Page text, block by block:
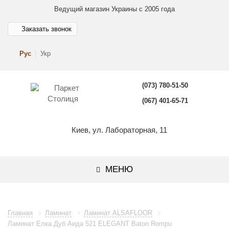
Ведущий магазин Украины с 2005 года
Рус Укр
Заказать звонок
(073) 780-51-50
(067) 401-65-71
Киев, ул. Лабораторная, 11
МЕНЮ
Главная Ламинат
Ламинат ALSAFLOOR
Ламинат Елка Дуб Аида 521 ELEGANT Baton Rompu